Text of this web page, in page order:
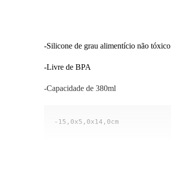
-Silicone de grau alimentício não tóxico
-Livre de BPA
-Capacidade de 380ml
-15,0x5,0x14,0cm